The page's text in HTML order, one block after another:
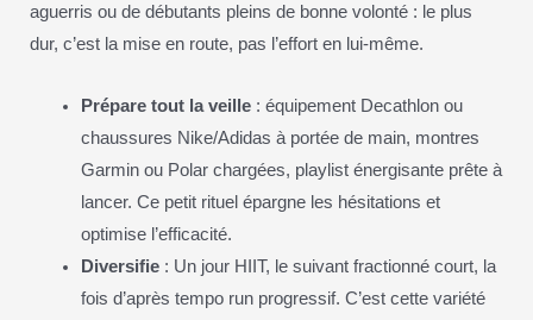
aguerris ou de débutants pleins de bonne volonté : le plus
dur, c’est la mise en route, pas l’effort en lui-même.
Prépare tout la veille : équipement Decathlon ou
chaussures Nike/Adidas à portée de main, montres
Garmin ou Polar chargées, playlist énergisante prête à
lancer. Ce petit rituel épargne les hésitations et
optimise l’efficacité.
Diversifie : Un jour HIIT, le suivant fractionné court, la
fois d’après tempo run progressif. C’est cette variété